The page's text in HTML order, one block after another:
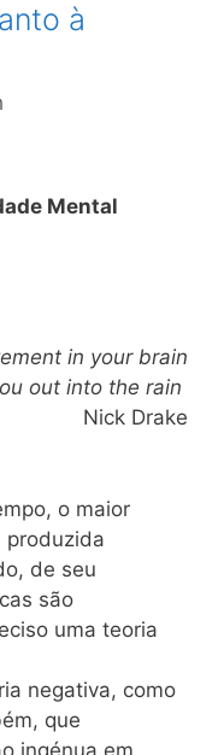
à
Mental
in your brain
out into the rain
Nick Drake
o maior
produzida
de seu
são
uma teoria
negativa, como
que
ingénua em